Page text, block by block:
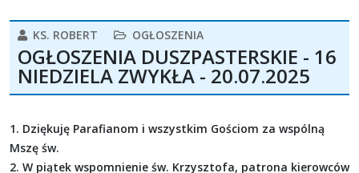
KS. ROBERT OGŁOSZENIA
OGŁOSZENIA DUSZPASTERSKIE - 16
NIEDZIELA ZWYKŁA - 20.07.2025
1. Dziękuję Parafianom i wszystkim Gościom za wspólną
Mszę św.
2. W piątek wspomnienie św. Krzysztofa, patrona kierowców